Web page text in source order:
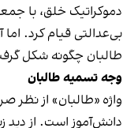
دموکراتیک خلق، با
بی‌عدالتی قیام کرد.
طالبان چگونه شکل
وجه تسمیه طالبان
واژه «طالبان» از نظر
دانش‌آموز است. از دید